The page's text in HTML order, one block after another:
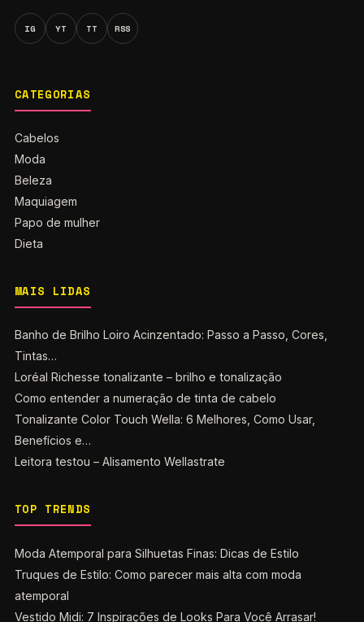
IG YT TT RSS
CATEGORIAS
Cabelos
Moda
Beleza
Maquiagem
Papo de mulher
Dieta
MAIS LIDAS
Banho de Brilho Loiro Acinzentado: Passo a Passo, Cores,
Tintas…
Loréal Richesse tonalizante – brilho e tonalização
Como entender a numeração de tinta de cabelo
Tonalizante Color Touch Wella: 6 Melhores, Como Usar,
Benefícios e…
Leitora testou – Alisamento Wellastrate
TOP TRENDS
Moda Atemporal para Silhuetas Finas: Dicas de Estilo
Truques de Estilo: Como parecer mais alta com moda
atemporal
Vestido Midi: 7 Inspirações de Looks Para Você Arrasar!